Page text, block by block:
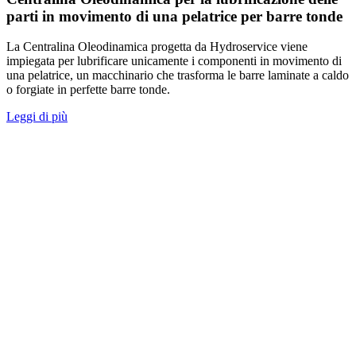
parti in movimento di una pelatrice per barre tonde
La Centralina Oleodinamica progetta da Hydroservice viene
impiegata per lubrificare unicamente i componenti in movimento di
una pelatrice, un macchinario che trasforma le barre laminate a caldo
o forgiate in perfette barre tonde.
Leggi di più